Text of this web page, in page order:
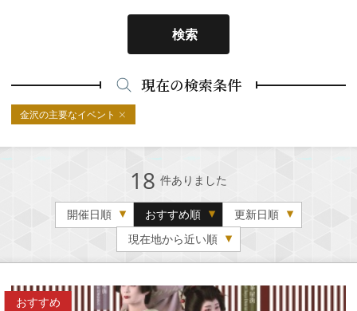
検索
現在の検索条件
金沢の主要なイベント
18 件ありました
開催日順 おすすめ順
更新日順
現在地から近い順
おすすめ